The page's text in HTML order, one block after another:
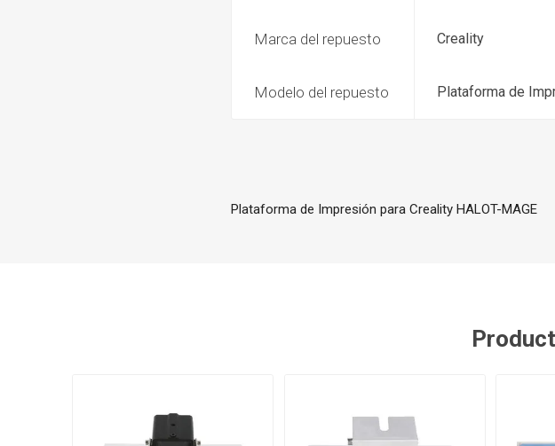
Marca del repuesto Creality
Modelo del repuesto Plataforma de
Plataforma de Impresión para Creality HALOT-MAGE